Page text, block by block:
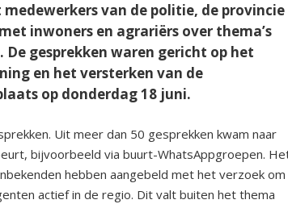
van de politie, de provincie
inwoners en agrariërs over thema’s
gesprekken waren gericht op het
en het versterken van de
op donderdag 18 juni.
Uit meer dan 50 gesprekken kwam naar
bijvoorbeeld via buurt-WhatsAppgroepen.
hebben aangebeld met het verzoek om
actief in de regio. Dit valt buiten het thema